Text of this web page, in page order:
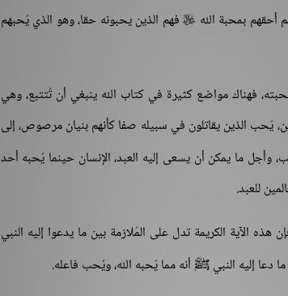
أحقهم بمحبة الله  فهم الذين يحبونه حقا، وهو الذي يُحبهم
فهناك مواضع كثيرة في كتاب الله ينبغي أن تُتتبع، وهي
يُحب الذين يقاتلون في سبيله صفا كأنهم بنيان مرصوص، إلى
وأجل ما يمكن أن يسعى إليه العبد، الإنسان حينما يُحبه أحد
للعبد.
هذه الآية الكريمة تدل على المُلازمة بين ما يدعوا إليه النبي
دعا إليه النبي ﷺ أنه مما يُحبه الله، ويُحب فاعله.